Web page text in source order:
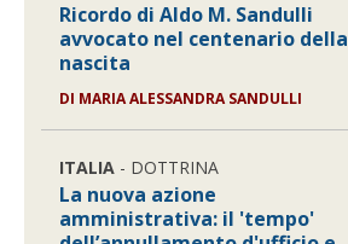
Ricordo di Aldo M. Sandulli
avvocato nel centenario della
nascita
DI MARIA ALESSANDRA SANDULLI
ITALIA - DOTTRINA
La nuova azione
amministrativa: il 'tempo'